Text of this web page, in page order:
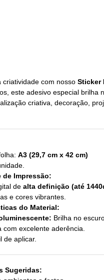
criatividade com nosso Sticker
este adesivo especial brilha
criativa, decoração,
A3 (29,7 cm x 42 cm)
de Impressão:
de alta definição (até
e cores vibrantes.
do Material:
Brilha no
com excelente aderência.
de aplicar.
Sugeridas: